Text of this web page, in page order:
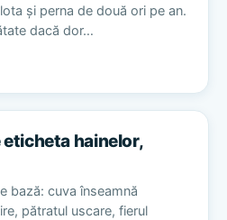
și perna de două ori pe an.
dacă dor…
hainelor,
bază: cuva înseamnă
pătratul uscare, fierul